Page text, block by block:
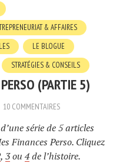
& AFFAIRES
LE BLOGUE
STRATÉGIES & CONSEILS
(PARTIE 5)
10 COMMENTAIRES
série de 5 articles
Finances Perso. Cliquez
, 3ou 4de l’histoire.